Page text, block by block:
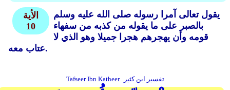
الأية
10
يقول تعالى آمرا رسوله صلى الله عليه وسلم
بالصبر على ما يقوله من كذبه من سفهاء
قومه وأن يهجرهم هجرا جميلا وهو الذي لا
عتاب معه.
Tafseer Ibn Katheer تفسير ابن كثير